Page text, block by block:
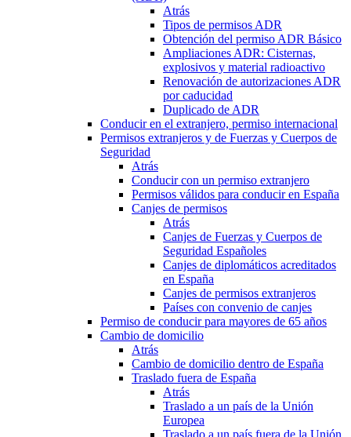
Atrás
Tipos de permisos ADR
Obtención del permiso ADR Básico
Ampliaciones ADR: Cisternas,
explosivos y material radioactivo
Renovación de autorizaciones ADR
por caducidad
Duplicado de ADR
Conducir en el extranjero, permiso internacional
Permisos extranjeros y de Fuerzas y Cuerpos de
Seguridad
Atrás
Conducir con un permiso extranjero
Permisos válidos para conducir en España
Canjes de permisos
Atrás
Canjes de Fuerzas y Cuerpos de
Seguridad Españoles
Canjes de diplomáticos acreditados
en España
Canjes de permisos extranjeros
Países con convenio de canjes
Permiso de conducir para mayores de 65 años
Cambio de domicilio
Atrás
Cambio de domicilio dentro de España
Traslado fuera de España
Atrás
Traslado a un país de la Unión
Europea